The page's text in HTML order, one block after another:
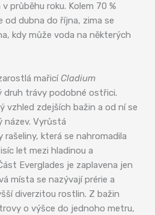
průběhu roku. Kolem 70 %
od dubna do října, zima se
kdy může voda na některých
mařicíCladium
druh trávy podobné ostřici.
vzhled zdejších bažin a od ní se
název. Vyrůstá
která se nahromadila
let mezi hladinou a
Everglades je zaplavena jen
místa se nazývají prérie a
diverzitou rostlin. Z bažin
o výšce do jednoho metru,